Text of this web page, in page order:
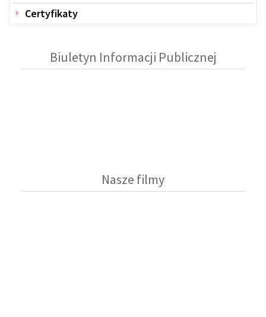
Certyfikaty
Biuletyn Informacji Publicznej
Nasze filmy